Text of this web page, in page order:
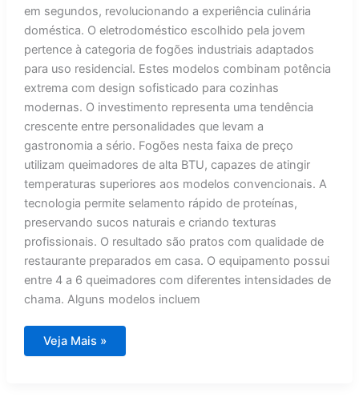
em segundos, revolucionando a experiência culinária
doméstica. O eletrodoméstico escolhido pela jovem
pertence à categoria de fogões industriais adaptados
para uso residencial. Estes modelos combinam potência
extrema com design sofisticado para cozinhas
modernas. O investimento representa uma tendência
crescente entre personalidades que levam a
gastronomia a sério. Fogões nesta faixa de preço
utilizam queimadores de alta BTU, capazes de atingir
temperaturas superiores aos modelos convencionais. A
tecnologia permite selamento rápido de proteínas,
preservando sucos naturais e criando texturas
profissionais. O resultado são pratos com qualidade de
restaurante preparados em casa. O equipamento possui
entre 4 a 6 queimadores com diferentes intensidades de
chama. Alguns modelos incluem
Fogão
Veja Mais »